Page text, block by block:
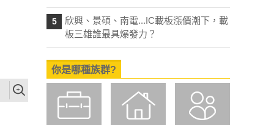
5
欣興、景碩、南電...IC載板漲價潮下，載
板三雄誰最具爆發力？
你是哪種族群?